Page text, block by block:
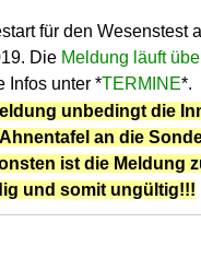
für den Wesenstest
Die Meldung läuft
Infos unter *TERMINE*.
unbedingt die
an die
ist die Meldung
und somit ungültig!!!